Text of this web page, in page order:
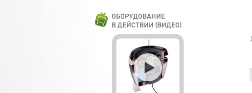
ОБОРУДОВАНИЕ
В ДЕЙСТВИИ (ВИДЕО)